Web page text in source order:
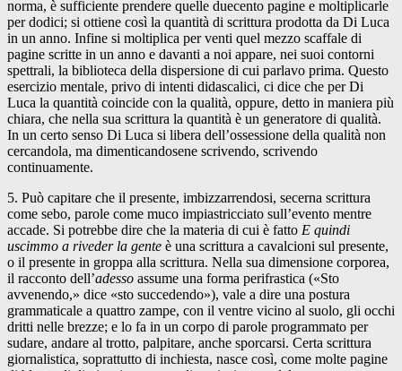
norma, è sufficiente prendere quelle duecento pagine e moltiplicarle
per dodici; si ottiene così la quantità di scrittura prodotta da Di Luca
in un anno. Infine si moltiplica per venti quel mezzo scaffale di
pagine scritte in un anno e davanti a noi appare, nei suoi contorni
spettrali, la biblioteca della dispersione di cui parlavo prima. Questo
esercizio mentale, privo di intenti didascalici, ci dice che per Di
Luca la quantità coincide con la qualità, oppure, detto in maniera più
chiara, che nella sua scrittura la quantità è un generatore di qualità.
In un certo senso Di Luca si libera dell’ossessione della qualità non
cercandola, ma dimenticandosene scrivendo, scrivendo
continuamente.
5. Può capitare che il presente, imbizzarrendosi, secerna scrittura
come sebo, parole come muco impiastricciato sull’evento mentre
accade. Si potrebbe dire che la materia di cui è fatto E quindi
uscimmo a riveder la gente è una scrittura a cavalcioni sul presente,
o il presente in groppa alla scrittura. Nella sua dimensione corporea,
il racconto dell’adesso assume una forma perifrastica («Sto
avvenendo,» dice «sto succedendo»), vale a dire una postura
grammaticale a quattro zampe, con il ventre vicino al suolo, gli occhi
dritti nelle brezze; e lo fa in un corpo di parole programmato per
sudare, andare al trotto, palpitare, anche sporcarsi. Certa scrittura
giornalistica, soprattutto di inchiesta, nasce così, come molte pagine